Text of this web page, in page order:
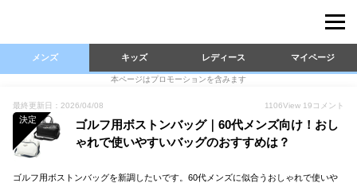
メンズ キッズ レディース マイページ
本ページはプロモーションを含みます
最終更新日：2026/04/08 1106View 19 コメント
決定
ゴルフ用ボストンバッグ｜60代メンズ向け！おし
ゃれで使いやすいバッグのおすすめは？
ゴルフ用ボストンバッグを新調したいです。60代メンズに似合うおしゃれで使いや